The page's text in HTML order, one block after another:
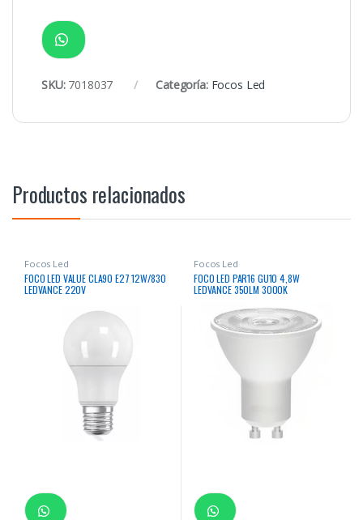
SKU: 7018037 Categoría: Focos Led
Productos relacionados
Focos Led
FOCO LED VALUE CLA90 E27 12W/830
LEDVANCE 220V
Focos Led
FOCO LED PAR16 GU10 4,8W
LEDVANCE 350LM 3000K